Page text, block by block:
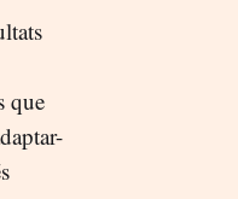
que